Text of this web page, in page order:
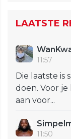
LAATSTE
11:57
Die laatste is
doen. Voor
aan voor...
11:50